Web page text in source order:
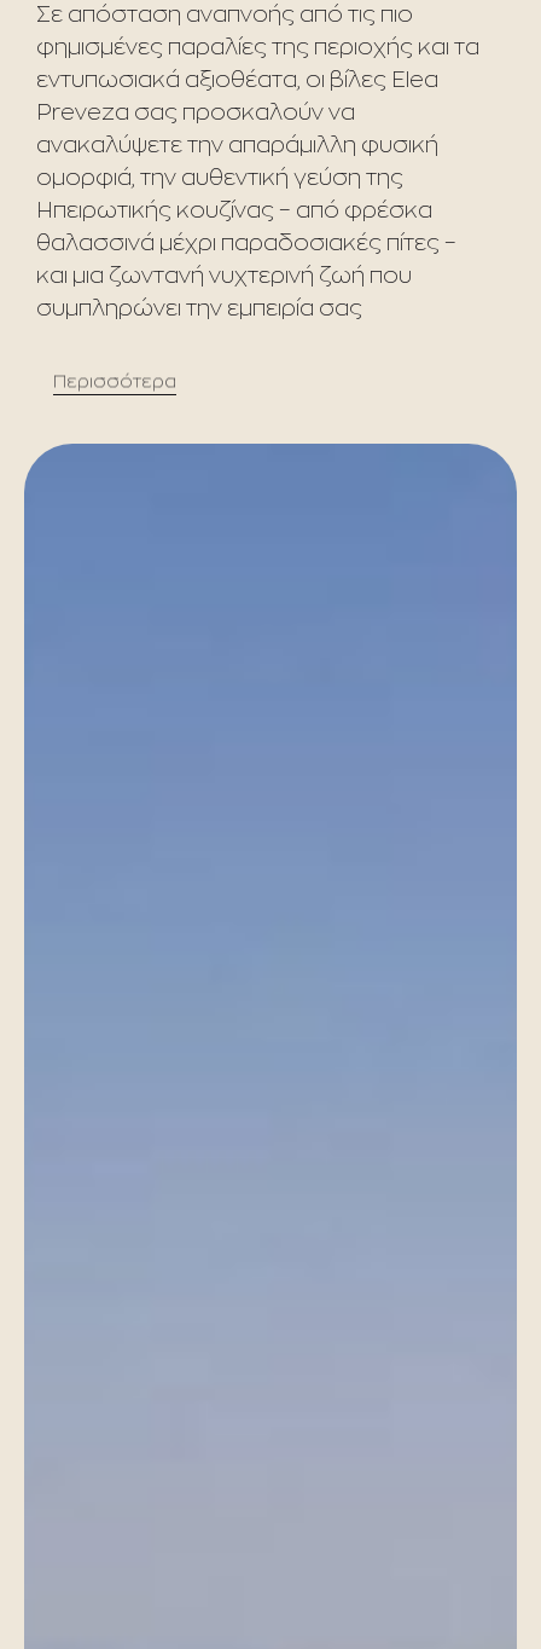
Σε απόσταση αναπνοής από τις πιο
φημισμένες παραλίες της περιοχής και τα
εντυπωσιακά αξιοθέατα, οι βίλες Elea
Preveza σας προσκαλούν να
ανακαλύψετε την απαράμιλλη φυσική
ομορφιά, την αυθεντική γεύση της
Ηπειρωτικής κουζίνας – από φρέσκα
θαλασσινά μέχρι παραδοσιακές πίτες –
και μια ζωντανή νυχτερινή ζωή που
συμπληρώνει την εμπειρία σας
Περισσότερα